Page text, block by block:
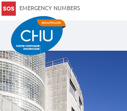
EMERGENCY NUMBERS